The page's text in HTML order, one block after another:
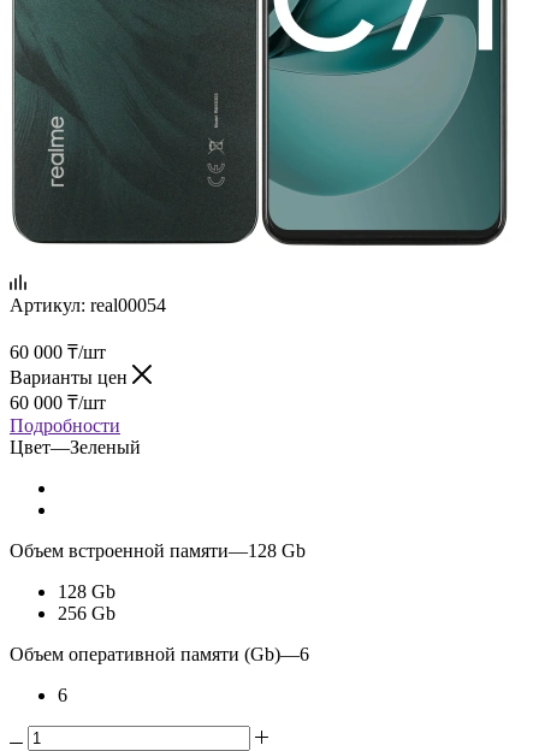
Артикул: real00054
60 000 ₸/шт
Варианты цен
60 000 ₸/шт
Подробности
Цвет—Зеленый
Объем встроенной памяти—128 Gb
128 Gb
256 Gb
Объем оперативной памяти (Gb)—6
6